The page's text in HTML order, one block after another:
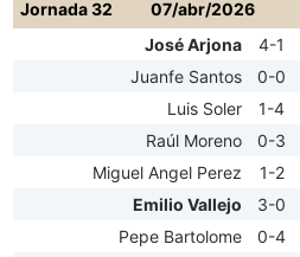
Jornada 32
07/abr/2026
José Arjona
4-1
Juanfe Santos
0-0
Luis Soler
1-4
Raúl Moreno
0-3
Miguel Angel Perez
1-2
Emilio Vallejo
3-0
Pepe Bartolome
0-4